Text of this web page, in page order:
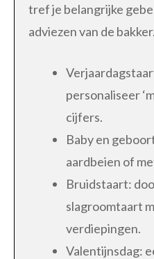
tref je belangrijke
adviezen van de bakker.
personaliseer
cijfers.
Baby en
aardbeien of
Bruidstaart:
slagroomtaart
verdiepingen.
Valentijnsdag: